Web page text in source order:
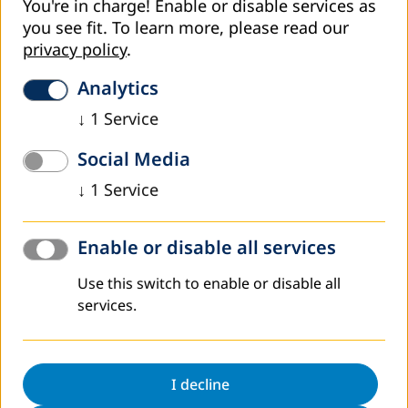
«Հալեպ» ՀԿ-ի երիտասարդական թևի
կարողությունների զարգացման սեմինարների
շարք և հետագա ծրագրերի աջակցություն,
Մի քանի դասընթացի անցկացում
աշխատաշուկայում պահանջարկ ունեցող
հմտությունները ուշեղացնելու նպատակով, այդ
թվում համակարգչային հմտություններ, ռուսերեն
և անգլերեն լեզուների իմացություն,
թաղիքագործություն, ինչպես նաև խորացված
համար։
Ծրագրի ավարտին դասընթացների մասնակից
ավելի քան 100 սիրիացի փախստականներ
բարելավել են իրենց գիտելիքներն ու
կատարել։
Փախստականների ինտեգրմանը նպաստելու և
You're in charge! Enable or disable services as
you see fit. To learn more, please read our
privacy policy.
Analytics
↓ 1 Service
Social Media
↓ 1 Service
Enable or disable all services
Use this switch to enable or disable all
services.
I decline